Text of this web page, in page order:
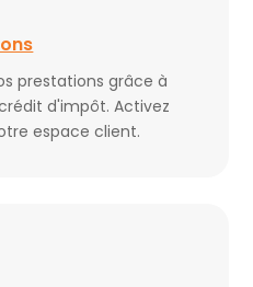
prestations grâce à
d'impôt. Activez
espace client.